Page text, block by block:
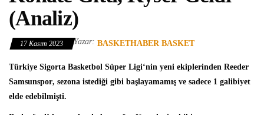
(Analiz)
17 Kasım 2023 Yazar: BASKETHABER BASKET
Türkiye Sigorta Basketbol Süper Ligi‘nin yeni ekiplerinden Reeder
Samsunspor, sezona istediği gibi başlayamamış ve sadece 1 galibiyet
elde edebilmişti.